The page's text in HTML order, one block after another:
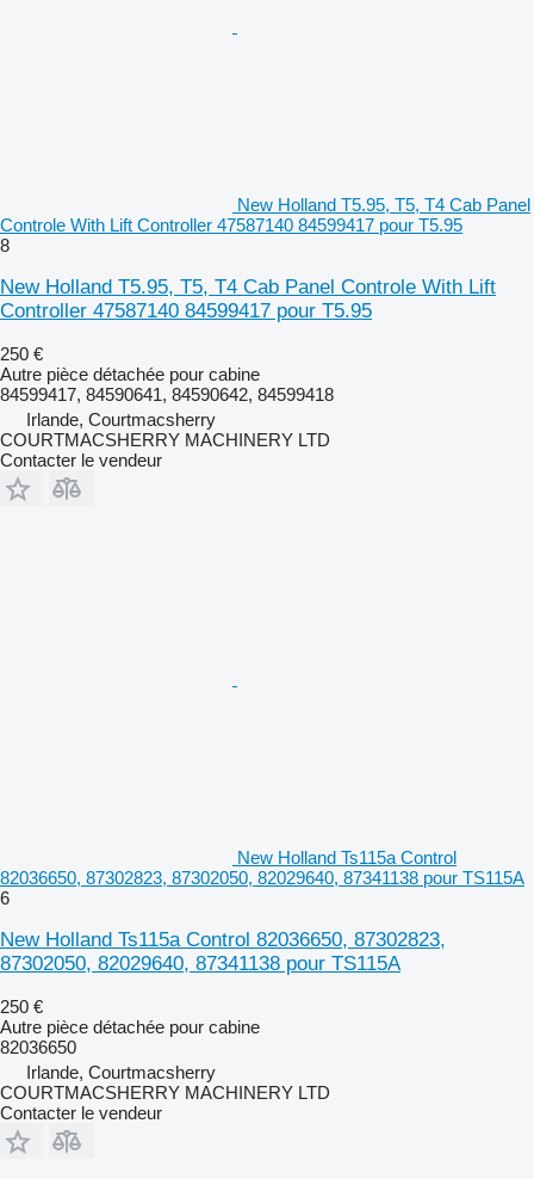
New Holland T5.95, T5, T4 Cab Panel
Controle With Lift Controller 47587140 84599417 pour T5.95
8
New Holland T5.95, T5, T4 Cab Panel Controle With Lift
Controller 47587140 84599417 pour T5.95
250 €
Autre pièce détachée pour cabine
84599417, 84590641, 84590642, 84599418
Irlande, Courtmacsherry
COURTMACSHERRY MACHINERY LTD
Contacter le vendeur
New Holland Ts115a Control
82036650, 87302823, 87302050, 82029640, 87341138 pour TS115A
6
New Holland Ts115a Control 82036650, 87302823,
87302050, 82029640, 87341138 pour TS115A
250 €
Autre pièce détachée pour cabine
82036650
Irlande, Courtmacsherry
COURTMACSHERRY MACHINERY LTD
Contacter le vendeur